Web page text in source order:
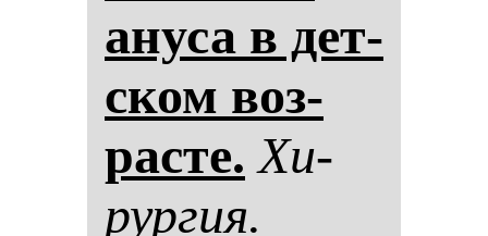
ану­са в дет­
ском воз­
рас­те. Хи­
рур­гия.